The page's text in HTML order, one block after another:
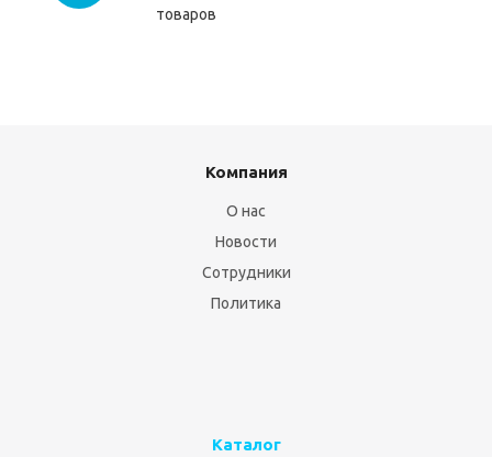
товаров
Компания
О нас
Новости
Сотрудники
Политика
Каталог